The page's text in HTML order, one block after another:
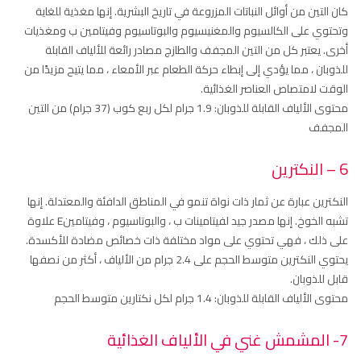
كان التين من أوائل النباتات المزروعة في تاريخ البشرية. إنها مغذية للغاية
وتحتوي على الكالسيوم والمغنيسيوم والبوتاسيوم وفيتامين ب ومغذيات
أخرى. يعتبر كل من التين المجفف والطازج مصادر رائعة للألياف القابلة
للذوبان ، مما يؤدي إلى إبطاء حركة الطعام عبر الأمعاء ، مما يتيح مزيدًا من
الوقت لامتصاص العناصر الغذائية.
محتوى الألياف القابلة للذوبان: 1.9 جرام لكل ربع كوب (37 جرام) من التين
المجفف
6 – النكترين
النكترين عبارة عن ثمار ذات نواة تنمو في المناطق الدافئة والمعتدلة. إنها
تشبه الخوخ. إنها مصدر جيد لفيتامينات ب ، والبوتاسيوم ، وفيتامينE علاوة
على ذلك ، فهي تحتوي على مواد مختلفة ذات خصائص مضادة للأكسدة.
يحتوي النكترين متوسط الحجم على 2.4 جرام من الألياف ، أكثر من نصفها
قابل للذوبان.
محتوى الألياف القابلة للذوبان: 1.4 جرام لكل نكتارين متوسط الحجم
7- المشمش غني في الألياف الغذائية